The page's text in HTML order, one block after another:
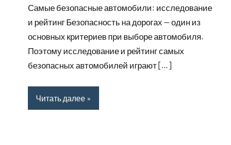
Самые безопасные автомобили: исследование
и рейтинг Безопасность на дорогах — один из
основных критериев при выборе автомобиля.
Поэтому исследование и рейтинг самых
безопасных автомобилей играют […]
Читать далее